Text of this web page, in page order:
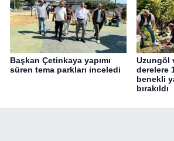
Başkan Çetinkaya yapımı
süren tema parkları inceledi
Uzungöl
derelere
benekli
bırakıldı